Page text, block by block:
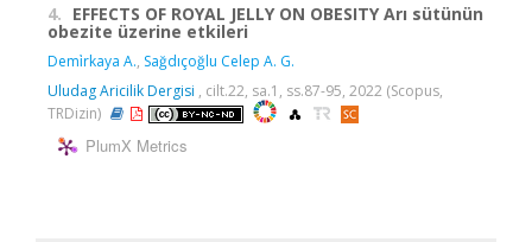
4. EFFECTS OF ROYAL JELLY ON OBESITY Arı sütünün
obezite üzerine etkileri
Demi̇rkaya A., Sağdıçoğlu Celep A. G.
Uludag Aricilik Dergisi , cilt.22, sa.1, ss.87-95, 2022 (Scopus,
TRDizin)
PlumX Metrics